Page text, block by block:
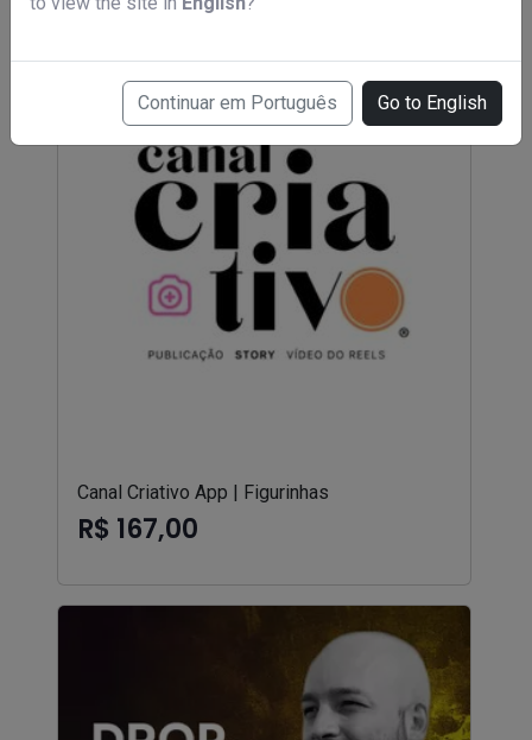
Continuar em Português Go to English
Canal Criativo App | Figurinhas
R$ 167,00